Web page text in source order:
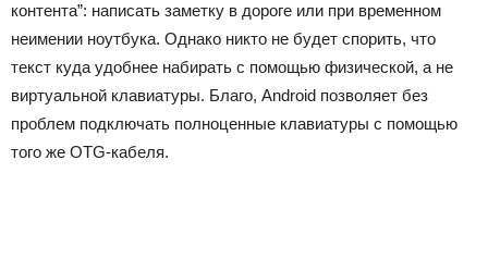
контента”: написать заметку в дороге или при временном
неимении ноутбука. Однако никто не будет спорить, что
текст куда удобнее набирать с помощью физической, а не
виртуальной клавиатуры. Благо, Android позволяет без
проблем подключать полноценные клавиатуры с помощью
того же OTG-кабеля.